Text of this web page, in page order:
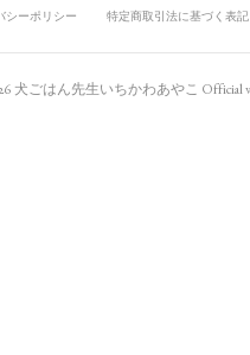
シーポリシー 特定商取引法に基づく表記
犬ごはん先生いちかわあやこ Official